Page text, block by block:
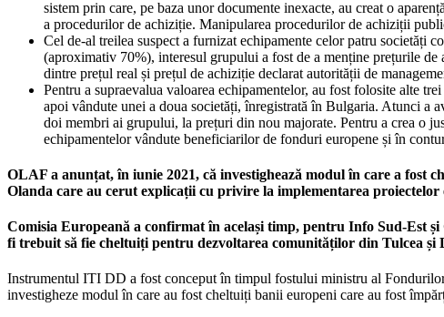
sistem prin care, pe baza unor documente inexacte, au creat o
a procedurilor de achiziție. Manipularea procedurilor de achiziții
Cel de-al treilea suspect a furnizat echipamente celor patru societăți
(aproximativ 70%), interesul grupului a fost de a menține prețurile
dintre prețul real și prețul de achiziție declarat autorității de
Pentru a supraevalua valoarea echipamentelor, au fost folosite alte
apoi vândute unei a doua societăți, înregistrată în Bulgaria. Atunci a
doi membri ai grupului, la prețuri din nou majorate. Pentru a crea o
echipamentelor vândute beneficiarilor de fonduri europene și în
OLAF a anunțat, în iunie 2021, că investighează modul în care a
Olanda care au cerut explicații cu privire la implementarea
Comisia Europeană a confirmat în același timp, pentru Info Sud-Est
fi trebuit să fie cheltuiți pentru dezvoltarea comunităților din Tulcea
Instrumentul ITI DD a fost conceput în timpul fostului ministru al
investigheze modul în care au fost cheltuiți banii europeni care au fost